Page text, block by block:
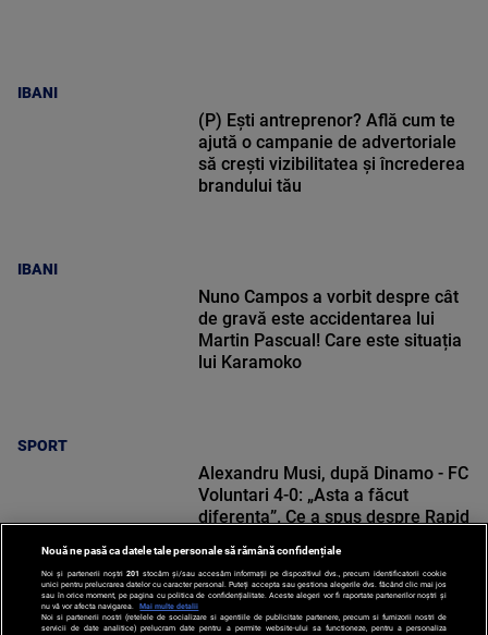
IBANI
IBANI
(P) Ești antreprenor? Află cum te
ajută o campanie de advertoriale
să crești vizibilitatea și încrederea
brandului tău
SPORT
Nuno Campos a vorbit despre cât
de gravă este accidentarea lui
Martin Pascual! Care este situația
lui Karamoko
SPORT
Alexandru Musi, după Dinamo - FC
Voluntari 4-0: „Asta a făcut
diferența”. Ce a spus despre Rapid
Nouă ne pasă ca datele tale personale să rămână confidențiale
Noi și partenerii noștri 201 stocăm și/sau accesăm informații pe dispozitivul dvs., precum identificatorii cookie
unici pentru prelucrarea datelor cu caracter personal. Puteți accepta sau gestiona alegerile dvs. făcând clic mai jos
sau în orice moment, pe pagina cu politica de confidențialitate. Aceste alegeri vor fi raportate partenerilor noștri și
nu vă vor afecta navigarea.
Mai multe detalii
Noi si partenerii nostri (retelele de socializare si agentiile de publicitate partenere, precum si furnizorii nostri de
servicii de date analitice) prelucram date pentru a permite website-ului sa functioneze, pentru a personaliza